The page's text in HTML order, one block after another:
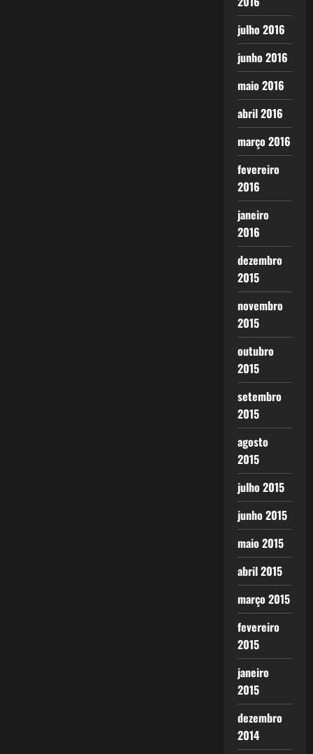
julho 2016
junho 2016
maio 2016
abril 2016
março 2016
fevereiro
2016
janeiro
2016
dezembro
2015
novembro
2015
outubro
2015
setembro
2015
agosto
2015
julho 2015
junho 2015
maio 2015
abril 2015
março 2015
fevereiro
2015
janeiro
2015
dezembro
2014